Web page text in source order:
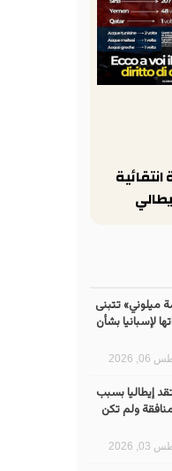
ميلوني» تتبنى
لإسبانيا بشأن
2026
إيطاليا بسبب
ولم تكن
2026